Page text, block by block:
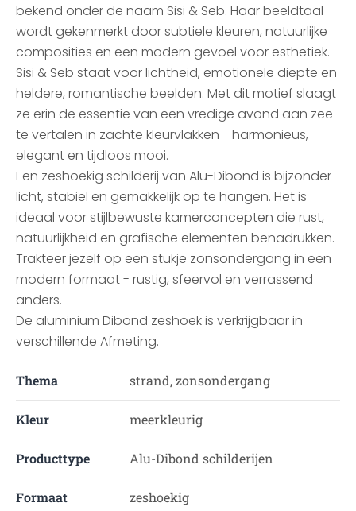
bekend onder de naam Sisi & Seb. Haar beeldtaal
wordt gekenmerkt door subtiele kleuren, natuurlijke
composities en een modern gevoel voor esthetiek.
Sisi & Seb staat voor lichtheid, emotionele diepte en
heldere, romantische beelden. Met dit motief slaagt
ze erin de essentie van een vredige avond aan zee
te vertalen in zachte kleurvlakken - harmonieus,
elegant en tijdloos mooi.
Een zeshoekig schilderij van Alu-Dibond is bijzonder
licht, stabiel en gemakkelijk op te hangen. Het is
ideaal voor stijlbewuste kamerconcepten die rust,
natuurlijkheid en grafische elementen benadrukken.
Trakteer jezelf op een stukje zonsondergang in een
modern formaat - rustig, sfeervol en verrassend
anders.
De aluminium Dibond zeshoek is verkrijgbaar in
verschillende Afmeting.
Thema strand, zonsondergang
Kleur meerkleurig
Producttype Alu-Dibond schilderijen
Formaat zeshoekig